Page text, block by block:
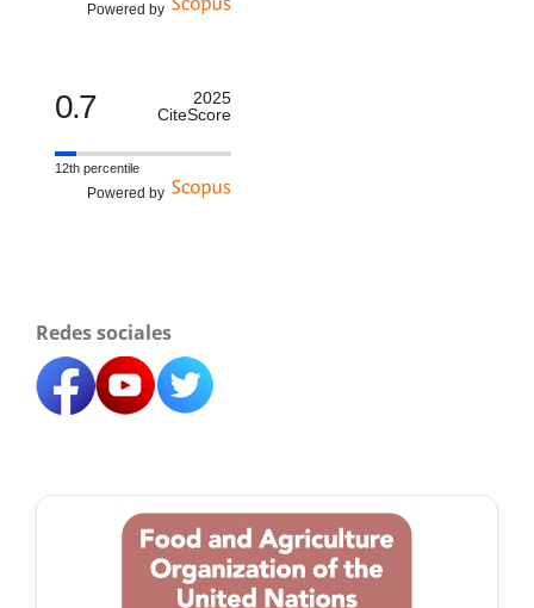
Powered by
0.7
2025
CiteScore
12th percentile
Powered by
Redes sociales